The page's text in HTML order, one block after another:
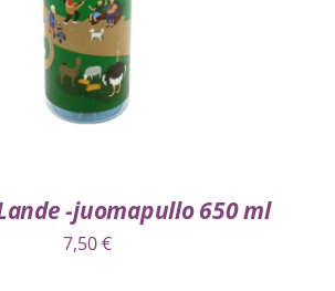
-juomapullo 650 ml
7,50€